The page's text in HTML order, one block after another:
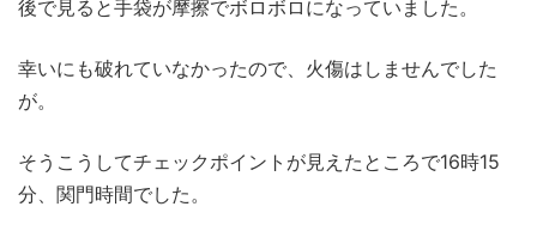
後で見ると手袋が摩擦でボロボロになっていました。
幸いにも破れていなかったので、火傷はしませんでした
が。
そうこうしてチェックポイントが見えたところで16時15
分、関門時間でした。